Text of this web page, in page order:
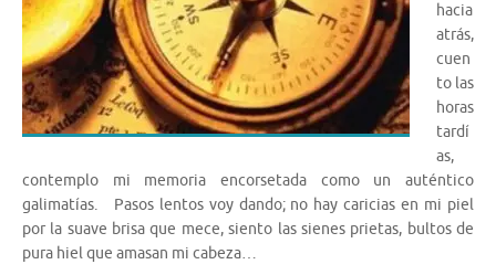
hacia
atrás,
cuen
to las
horas
tardí
as,
contemplo mi memoria encorsetada como un auténtico
galimatías. Pasos lentos voy dando; no hay caricias en mi piel
por la suave brisa que mece, siento las sienes prietas, bultos de
pura hiel que amasan mi cabeza…